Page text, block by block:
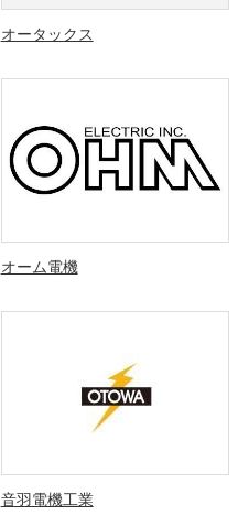
オータックス
オーム電機
音羽電機工業